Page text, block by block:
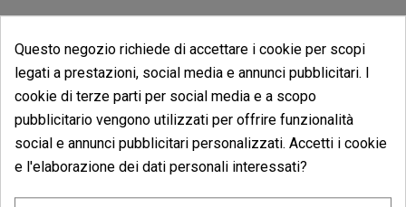
Stessa categoria prodotti
Dispenser Cartine 2000 Fogli GB
Questo negozio richiede di accettare i cookie per scopi
legati a prestazioni, social media e annunci pubblicitari. I
cookie di terze parti per social media e a scopo
pubblicitario vengono utilizzati per offrire funzionalità
social e annunci pubblicitari personalizzati. Accetti i cookie
e l'elaborazione dei dati personali interessati?